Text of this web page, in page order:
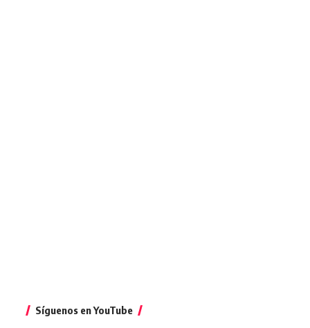
Síguenos en YouTube